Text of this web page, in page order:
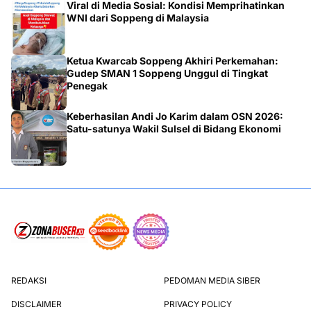
Viral di Media Sosial: Kondisi Memprihatinkan
WNI dari Soppeng di Malaysia
Ketua Kwarcab Soppeng Akhiri Perkemahan:
Gudep SMAN 1 Soppeng Unggul di Tingkat
Penegak
Keberhasilan Andi Jo Karim dalam OSN 2026:
Satu-satunya Wakil Sulsel di Bidang Ekonomi
REDAKSI PEDOMAN MEDIA SIBER
DISCLAIMER PRIVACY POLICY